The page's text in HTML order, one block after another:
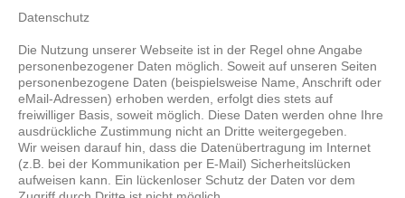
Datenschutz
Die Nutzung unserer Webseite ist in der Regel ohne Angabe
personenbezogener Daten möglich. Soweit auf unseren Seiten
personenbezogene Daten (beispielsweise Name, Anschrift oder
eMail-Adressen) erhoben werden, erfolgt dies stets auf
freiwilliger Basis, soweit möglich . Diese Daten werden ohne Ihre
ausdrückliche Zustimmung nicht an Dritte weitergegeben.
Wir weisen darauf hin, dass die Datenübertragung im Internet
(z.B. bei der Kommunikation per E-Mail) Sicherheitslücken
aufweisen kann. Ein lückenloser Schutz der Daten vor dem